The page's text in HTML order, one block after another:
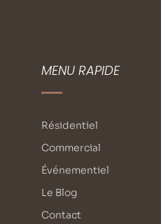
MENU RAPIDE
Résidentiel
Commercial
Événementiel
Le Blog
Contact